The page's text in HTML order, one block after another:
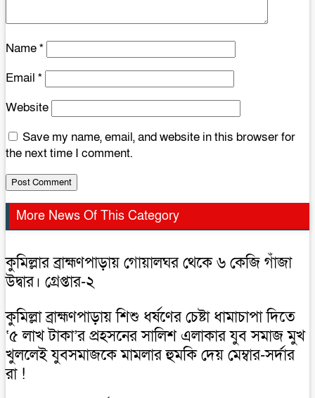
Name*
Email *
Website
Save my name, email, and website in this browser for
the next time I comment.
More News Of This Category
কুমিল্লার ব্রাহ্মণপাড়ায় গোয়ালঘর থেকে ৬ কেজি গাঁজা
উদ্বার। গ্রেপ্তার-২
কুমিল্লা ব্রাহ্মণপাড়ায় শিশু ধর্ষণের চেষ্টা ধামাচাপা দিতে
‘৫ লাখ টাকা’র প্রহসনের সালিশ এলাকার যুব সমাজ মুখ
খুললেই যুবসমাজকে মামলার হুমকি দেয় মেম্বার-সর্দার
রা !